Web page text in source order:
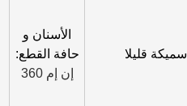
سميكة قليلا
الأسنان و
حافة القطع:
إن إم 360